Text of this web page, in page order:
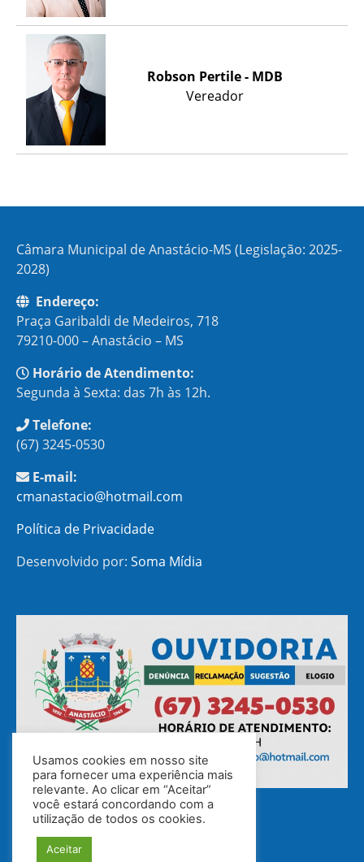
Robson Pertile - MDB
Vereador
Câmara Municipal de Anastácio-MS (Legislação: 2025-
2028)
Endereço:
Praça Garibaldi de Medeiros, 718
79210-000 – Anastácio – MS
Horário de Atendimento:
Segunda à Sexta: das 7h às 12h.
Telefone:
(67) 3245-0530
E-mail:
cmanastacio@hotmail.com
Política de Privacidade
Desenvolvido por: Soma Mídia
Usamos cookies em nosso site
para fornecer uma experiência mais
relevante. Ao clicar em “Aceitar”
você estará concordando com a
utilização de todos os cookies.
Aceitar